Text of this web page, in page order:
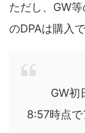
ただし、GW
のDPAは購入
GW初
8:57時点で